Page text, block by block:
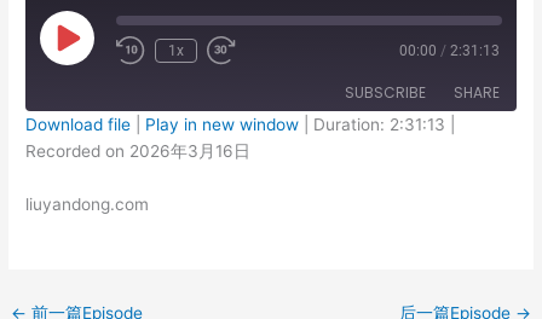
Play
Episode
1x 00:00 / 2:31:13
SUBSCRIBE SHARE
SHARE
LINK
Download file Play in new window Duration: 2:31:13
Recorded on 2026年3月16日
liuyandong.com
← 前一篇Episode 后一篇Episode →